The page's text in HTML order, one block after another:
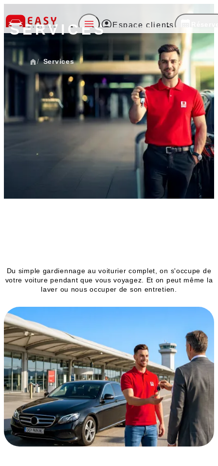
Accueil
Société
Services
Actualités
Contact
Espace clients
SERVICES
Services
Du simple gardiennage au voiturier complet, on s'occupe de
votre voiture pendant que vous voyagez. Et on peut même la
laver ou nous occuper de son entretien.